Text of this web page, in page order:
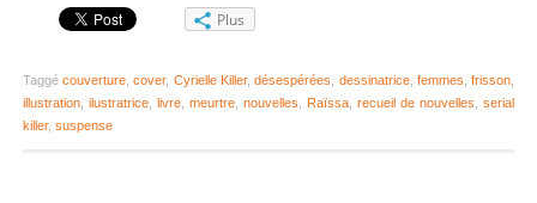
Plus
Taggécouverture ,cover, Cyrielle Killer,désespérées dessinatrice, femmes ,frisson
illustration, ilustratrice, livre, meurtre,nouvelles Raïssa ,recueil de nouvelles ,serial
killer, suspense